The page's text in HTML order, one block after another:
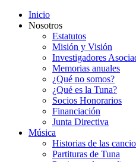
Inicio
Nosotros
Estatutos
Misión y Visión
Investigadores
Memorias anuales
¿Qué no somos?
¿Qué es la Tuna?
Socios Honorarios
Financiación
Junta Directiva
Música
Historias de las
Partituras de Tuna